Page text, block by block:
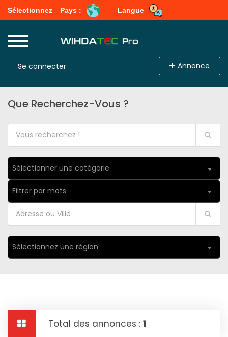
Sélectionnez Pays : Langue
Se connecter Annonce
Que Recherchez-Vous ?
Sélectionner une catégorie
Filtrer par mots
Sélectionnez une région
Total des annonces : 1